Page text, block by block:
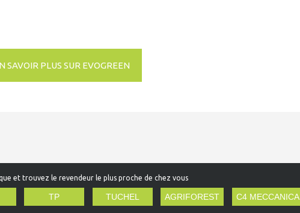
SAVOIR PLUS SUR EVOGREEN
et trouvez le revendeur le plus proche de chez vous
TP TUCHEL AGRIFOREST C4 MECCANICA